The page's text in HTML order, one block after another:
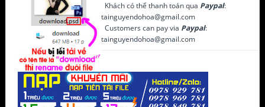
Khách có thể thanh toán qua Paypal:
tainguyendohoa@gmail.com
Customers can pay via Paypal:
tainguyendohoa@gmail.com